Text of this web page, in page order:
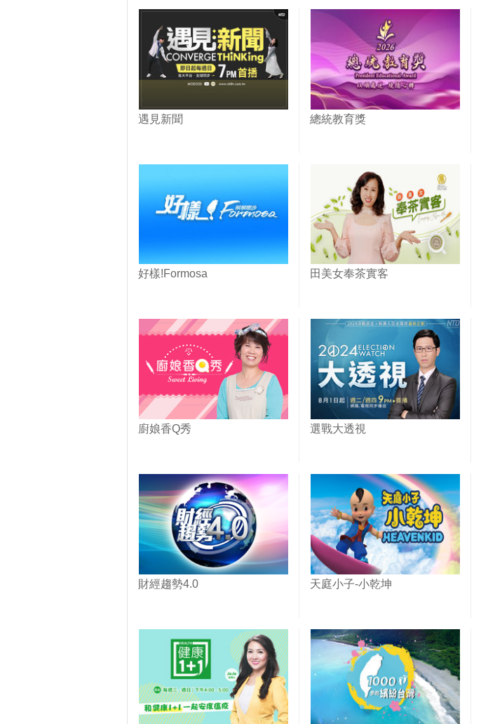
遇見新聞 總統教育獎
好樣!Formosa 田美女奉茶實客
廚娘香Q秀 選戰大透視
財經趨勢4.0 天庭小子-小乾坤